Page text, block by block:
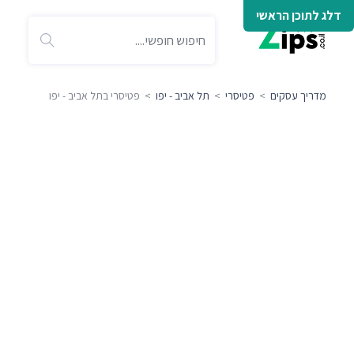
דלג לתוכן הראשי
מדריך עסקים > פטיסרי > תל אביב - יפו > פטיסרי בתל אביב - יפו